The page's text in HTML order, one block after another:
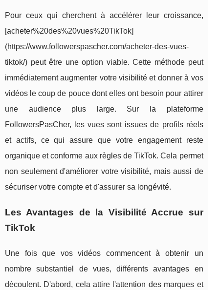
Pour ceux qui cherchent à accélérer leur croissance,
[acheter%20des%20vues%20TikTok]
(https://www.followerspascher.com/acheter-des-vues-
tiktok/) peut être une option viable. Cette méthode peut
immédiatement augmenter votre visibilité et donner à vos
vidéos le coup de pouce dont elles ont besoin pour attirer
une audience plus large. Sur la plateforme
FollowersPasCher, les vues sont issues de profils réels
et actifs, ce qui assure que votre engagement reste
organique et conforme aux règles de TikTok. Cela permet
non seulement d'améliorer votre visibilité, mais aussi de
sécuriser votre compte et d'assurer sa longévité.
Les Avantages de la Visibilité Accrue sur
TikTok
Une fois que vos vidéos commencent à obtenir un
nombre substantiel de vues, différents avantages en
découlent. D'abord, cela attire l'attention des marques et